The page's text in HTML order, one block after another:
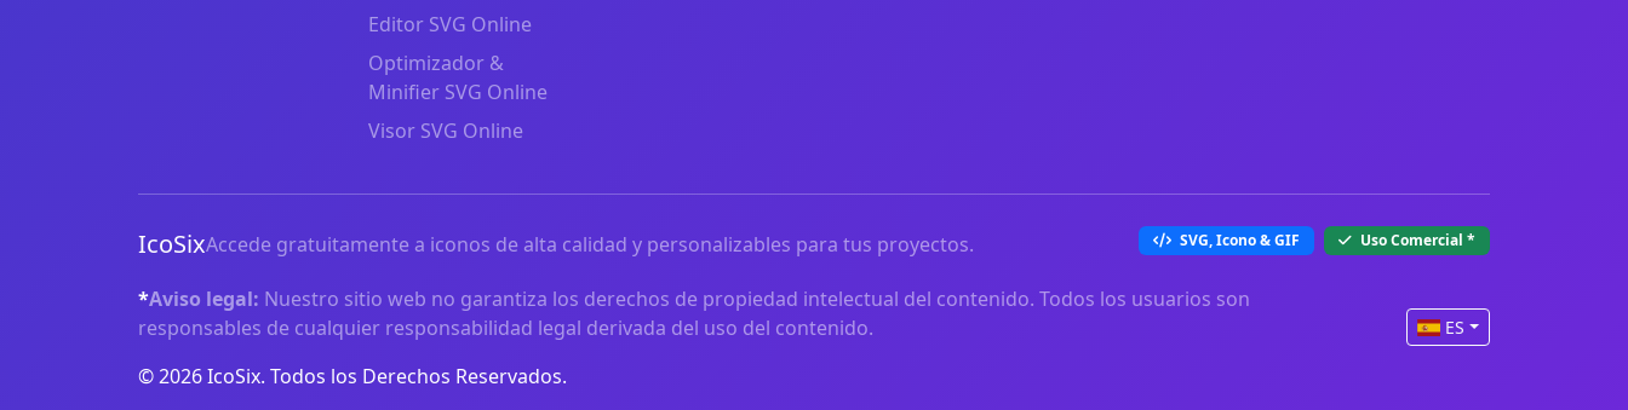
Editor SVG Online
Optimizador &
Minifier SVG Online
Visor SVG Online
IcoSixAccede gratuitamente a iconos de alta calidad y personalizables para tus proyectos. SVG, Icono & GIF Uso Comercial *
*Aviso legal: Nuestro sitio web no garantiza los derechos de propiedad intelectual del contenido. Todos los usuarios son
responsables de cualquier responsabilidad legal derivada del uso del contenido.
© 2026 IcoSix. Todos los Derechos Reservados.
ES